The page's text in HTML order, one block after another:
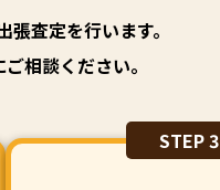
査定を行います。
相談ください。
STEP 3